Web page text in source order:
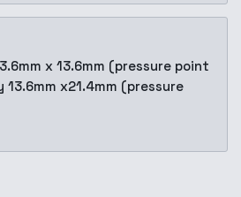
x 13.6mm (pressure point
13.6mm x21.4mm (pressure